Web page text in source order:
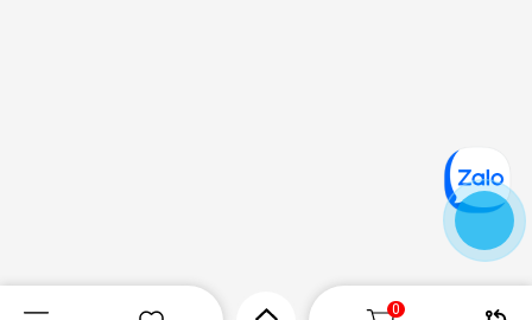
Ngoài ra, cảm biến lớn hơn của iPhone 14 Pro cũng giúp ảnh
Khả năng quay video
0